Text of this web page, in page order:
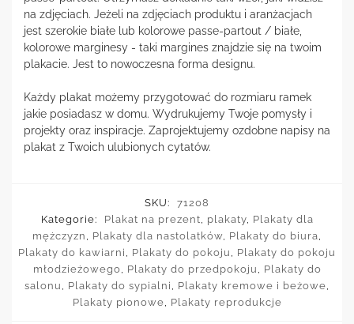
na zdjęciach. Jeżeli na zdjęciach produktu i aranżacjach
jest szerokie białe lub kolorowe passe-partout / białe,
kolorowe marginesy - taki margines znajdzie się na twoim
plakacie. Jest to nowoczesna forma designu.
Każdy plakat możemy przygotować do rozmiaru ramek
jakie posiadasz w domu. Wydrukujemy Twoje pomysły i
projekty oraz inspiracje. Zaprojektujemy ozdobne napisy na
plakat z Twoich ulubionych cytatów.
SKU:
71208
Kategorie:
Plakat na prezent plakaty, Plakaty dla
mężczyzn
Plakaty dla nastolatków Plakaty do biura
Plakaty do kawiarni
Plakaty do pokoju
Plakaty do pokoju
młodzieżowego
Plakaty do przedpokoju
Plakaty do
salonu
Plakaty do sypialni Plakaty kremowe i beżowe
Plakaty pionowe
Plakaty reprodukcje